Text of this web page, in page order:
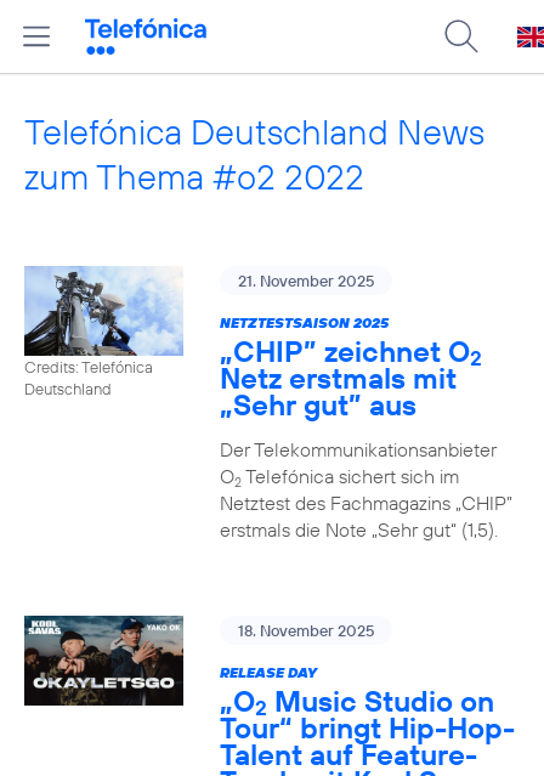
Telefónica Deutschland News
zum Thema #o2 2022
Credits: Telefónica
Deutschland
21. November 2025
NETZTESTSAISON 2025
„CHIP” zeichnet O2
Netz erstmals mit
„Sehr gut” aus
Der Telekommunikationsanbieter
O2Telefónica sichert sich im
Netztest des Fachmagazins „CHIP”
erstmals die Note „Sehr gut“ (1,5).
18. November 2025
RELEASE DAY
„O2 Music Studio on
Tour“ bringt Hip-Hop-
Talent auf Feature-